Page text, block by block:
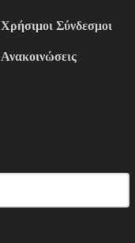
Χρήσιμοι Σύνδεσμοι
Ανακοινώσεις